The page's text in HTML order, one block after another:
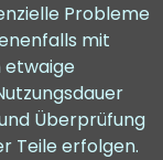
Probleme
mit
Überprüfung
Teile erfolgen.